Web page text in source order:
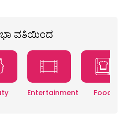
ವತಿಯಿಂದ
Entertainment Food